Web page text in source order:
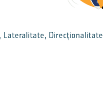
Lateralitate, Direcționalitate